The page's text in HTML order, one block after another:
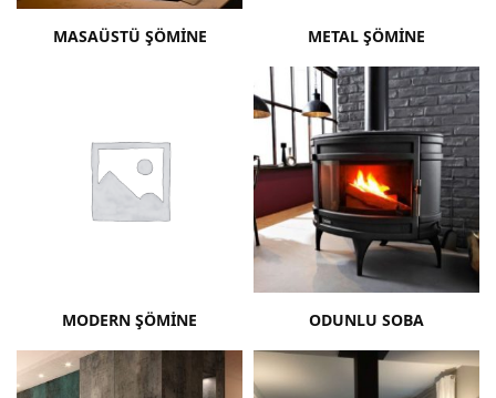
MASAÜSTÜ ŞÖMINE METAL ŞÖMINE
MODERN ŞÖMINE ODUNLU SOBA